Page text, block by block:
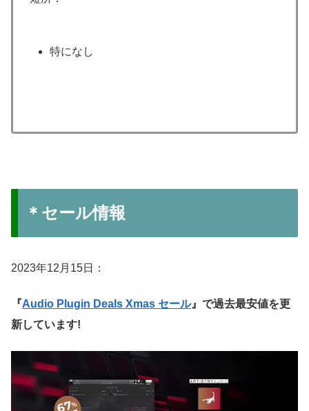
特になし
＊セール情報
2023年12月15日：
『Audio Plugin Deals Xmas セール』で過去最安値を更
新しています!